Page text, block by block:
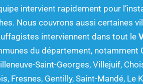
intervient rapidement pour
Nous couvrons aussi certaines
interviennent dans tout le
du département, notamment
Saint-Georges, Villejuif,
Fresnes, Gentilly, Saint-Mandé, Le